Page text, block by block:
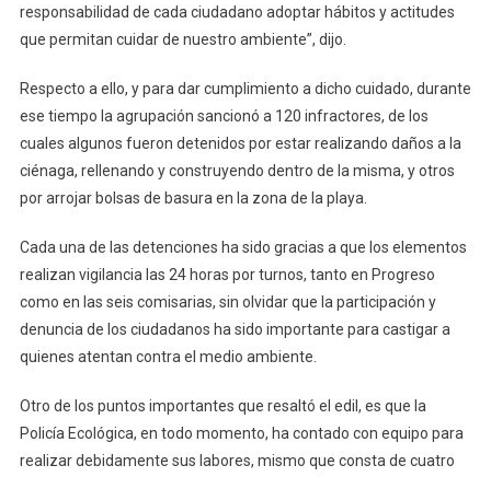
Estado
responsabilidad de cada ciudadano adoptar hábitos y actitudes
que permitan cuidar de nuestro ambiente”, dijo.
Respecto a ello, y para dar cumplimiento a dicho cuidado, durante
ese tiempo la agrupación sancionó a 120 infractores, de los
cuales algunos fueron detenidos por estar realizando daños a la
ciénaga, rellenando y construyendo dentro de la misma, y otros
por arrojar bolsas de basura en la zona de la playa.
Cada una de las detenciones ha sido gracias a que los elementos
realizan vigilancia las 24 horas por turnos, tanto en Progreso
como en las seis comisarias, sin olvidar que la participación y
denuncia de los ciudadanos ha sido importante para castigar a
quienes atentan contra el medio ambiente.
Otro de los puntos importantes que resaltó el edil, es que la
Policía Ecológica, en todo momento, ha contado con equipo para
realizar debidamente sus labores, mismo que consta de cuatro